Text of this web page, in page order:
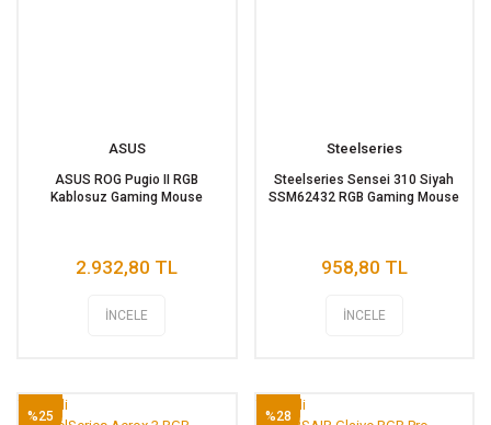
ASUS
ASUS ROG Pugio II RGB
Kablosuz Gaming Mouse
2.932,80 TL
İNCELE
Steelseries
Steelseries Sensei 310 Siyah
SSM62432 RGB Gaming Mouse
958,80 TL
İNCELE
%25
Tükendi
%28
Tükendi